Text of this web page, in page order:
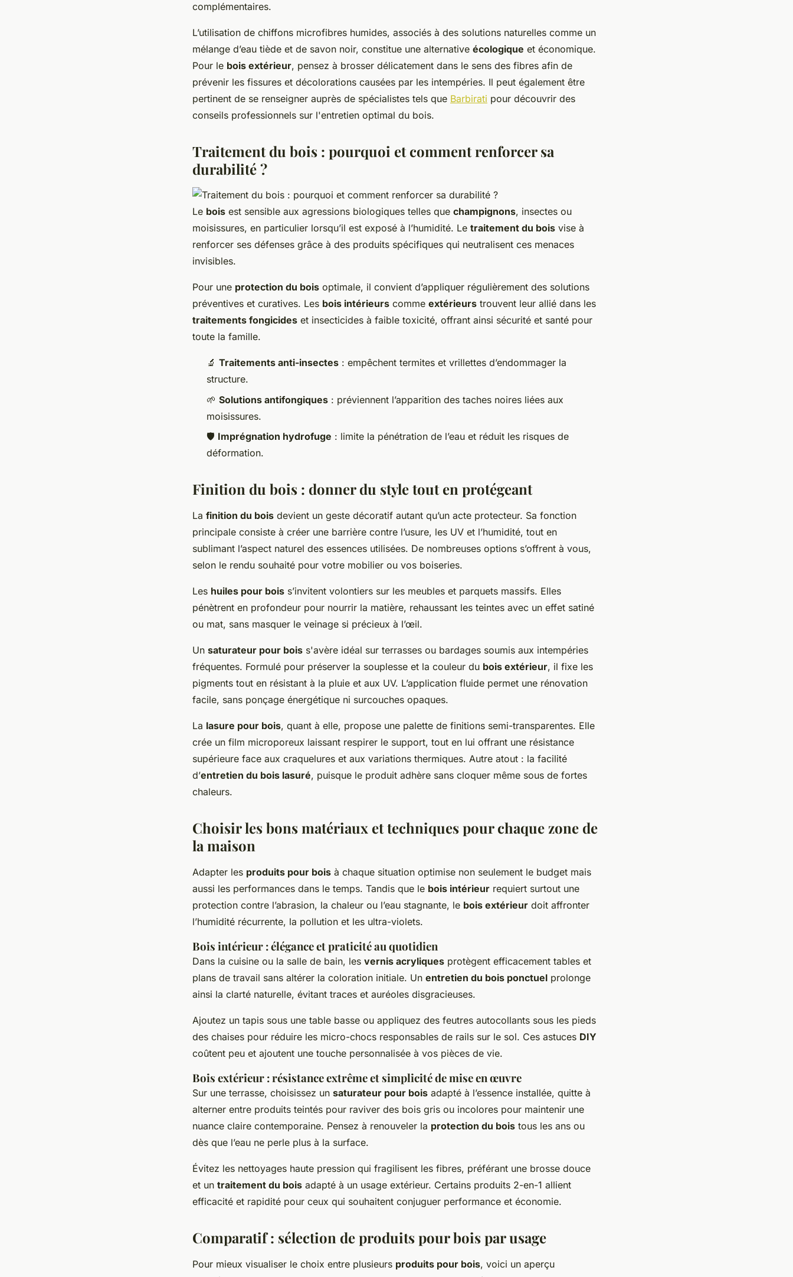
complémentaires.
L’utilisation de chiffons microfibres humides, associés à des solutions naturelles comme un
mélange d’eau tiède et de savon noir, constitue une alternative écologique et économique.
Pour le bois extérieur, pensez à brosser délicatement dans le sens des fibres afin de
prévenir les fissures et décolorations causées par les intempéries. Il peut également être
pertinent de se renseigner auprès de spécialistes tels que Barbirati pour découvrir des
conseils professionnels sur l'entretien optimal du bois.
Traitement du bois : pourquoi et comment renforcer sa
durabilité ?
Le bois est sensible aux agressions biologiques telles que champignons, insectes ou
moisissures, en particulier lorsqu’il est exposé à l’humidité. Le traitement du bois vise à
renforcer ses défenses grâce à des produits spécifiques qui neutralisent ces menaces
invisibles.
Pour une protection du bois optimale, il convient d’appliquer régulièrement des solutions
préventives et curatives. Les bois intérieurs comme extérieurs trouvent leur allié dans les
traitements fongicides et insecticides à faible toxicité, offrant ainsi sécurité et santé pour
toute la famille.
🔬 Traitements anti-insectes : empêchent termites et vrillettes d’endommager la
structure.
🌱 Solutions antifongiques : préviennent l’apparition des taches noires liées aux
moisissures.
🛡️ Imprégnation hydrofuge : limite la pénétration de l’eau et réduit les risques de
déformation.
Finition du bois : donner du style tout en protégeant
La finition du bois devient un geste décoratif autant qu’un acte protecteur. Sa fonction
principale consiste à créer une barrière contre l’usure, les UV et l’humidité, tout en
sublimant l’aspect naturel des essences utilisées. De nombreuses options s’offrent à vous,
selon le rendu souhaité pour votre mobilier ou vos boiseries.
Les huiles pour bois s’invitent volontiers sur les meubles et parquets massifs. Elles
pénètrent en profondeur pour nourrir la matière, rehaussant les teintes avec un effet satiné
ou mat, sans masquer le veinage si précieux à l’œil.
Un saturateur pour bois s'avère idéal sur terrasses ou bardages soumis aux intempéries
fréquentes. Formulé pour préserver la souplesse et la couleur du bois extérieur, il fixe les
pigments tout en résistant à la pluie et aux UV. L’application fluide permet une rénovation
facile, sans ponçage énergétique ni surcouches opaques.
La lasure pour bois, quant à elle, propose une palette de finitions semi-transparentes. Elle
crée un film microporeux laissant respirer le support, tout en lui offrant une résistance
supérieure face aux craquelures et aux variations thermiques. Autre atout : la facilité
d’entretien du bois lasuré, puisque le produit adhère sans cloquer même sous de fortes
chaleurs.
Choisir les bons matériaux et techniques pour chaque zone de
la maison
Adapter les produits pour bois à chaque situation optimise non seulement le budget mais
aussi les performances dans le temps. Tandis que le bois intérieur requiert surtout une
protection contre l’abrasion, la chaleur ou l’eau stagnante, le bois extérieur doit affronter
l’humidité récurrente, la pollution et les ultra-violets.
Bois intérieur : élégance et praticité au quotidien
Dans la cuisine ou la salle de bain, les vernis acryliques protègent efficacement tables et
plans de travail sans altérer la coloration initiale. Un entretien du bois ponctuel prolonge
ainsi la clarté naturelle, évitant traces et auréoles disgracieuses.
Ajoutez un tapis sous une table basse ou appliquez des feutres autocollants sous les pieds
des chaises pour réduire les micro-chocs responsables de rails sur le sol. Ces astuces DIY
coûtent peu et ajoutent une touche personnalisée à vos pièces de vie.
Bois extérieur : résistance extrême et simplicité de mise en œuvre
Sur une terrasse, choisissez un saturateur pour bois adapté à l’essence installée, quitte à
alterner entre produits teintés pour raviver des bois gris ou incolores pour maintenir une
nuance claire contemporaine. Pensez à renouveler la protection du bois tous les ans ou
dès que l’eau ne perle plus à la surface.
Évitez les nettoyages haute pression qui fragilisent les fibres, préférant une brosse douce
et un traitement du bois adapté à un usage extérieur. Certains produits 2-en-1 allient
efficacité et rapidité pour ceux qui souhaitent conjuguer performance et économie.
Comparatif : sélection de produits pour bois par usage
Pour mieux visualiser le choix entre plusieurs produits pour bois, voici un aperçu